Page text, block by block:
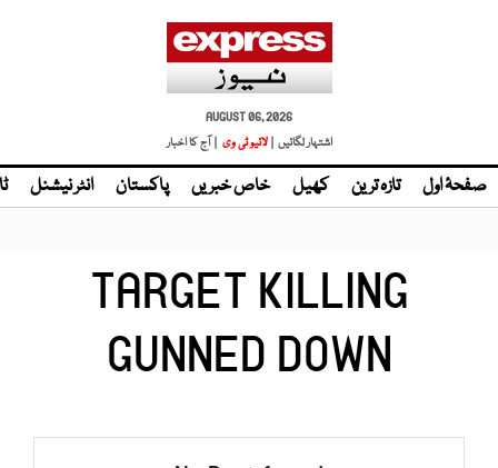
AUGUST 06, 2026
اشتہار لگائیں | لائیو ٹی وی | آج کا اخبار
صفحۂ اول تازہ ترین کھیل خاص خبریں پاکستان انٹر نیشنل
TARGET KILLING
GUNNED DOWN